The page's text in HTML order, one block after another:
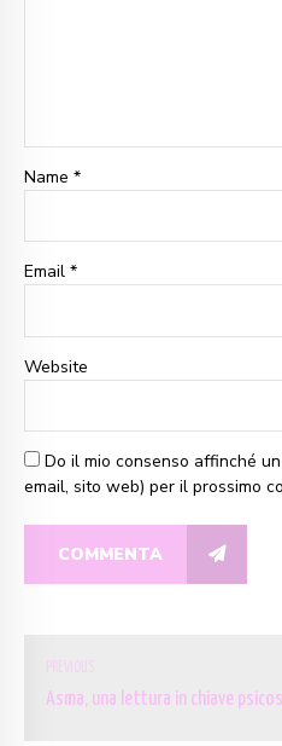
Name *
Email *
Website
Do il mio consenso affinché
email, sito web) per il prossimo
COMMENTA
Asma, una lettura in chiave